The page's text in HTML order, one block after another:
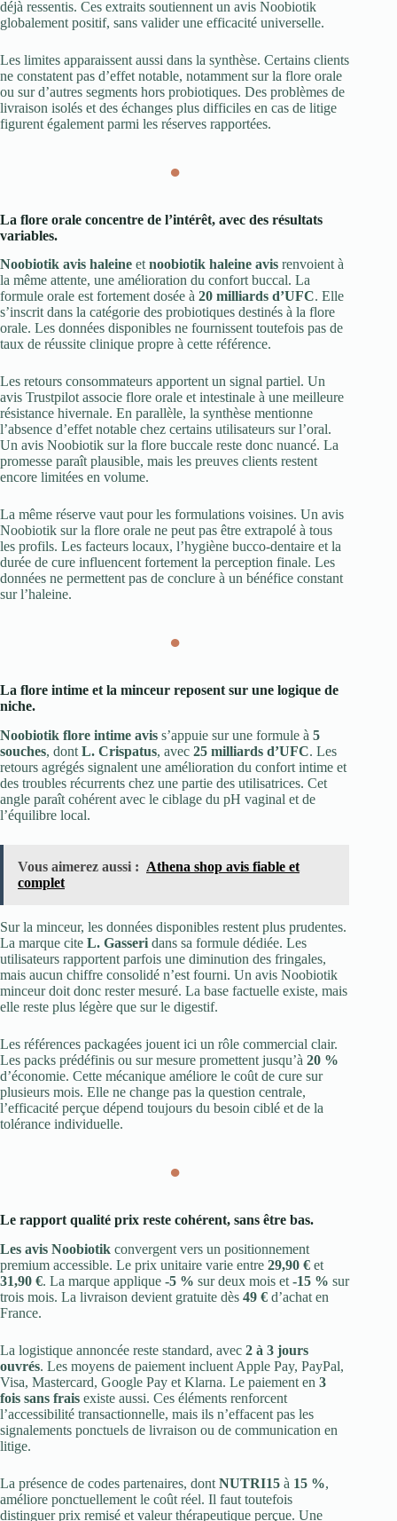
déjà ressentis. Ces extraits soutiennent un avis Noobiotik
globalement positif, sans valider une efficacité universelle.
Les limites apparaissent aussi dans la synthèse. Certains clients
ne constatent pas d’effet notable, notamment sur la flore orale
ou sur d’autres segments hors probiotiques. Des problèmes de
livraison isolés et des échanges plus difficiles en cas de litige
figurent également parmi les réserves rapportées.
●
La flore orale concentre de l’intérêt, avec des résultats
variables.
Noobiotik avis haleine etnoobiotik haleine avis renvoient à
la même attente, une amélioration du confort buccal. La
formule orale est fortement dosée à 20 milliards d’UFC. Elle
s’inscrit dans la catégorie des probiotiques destinés à la flore
orale. Les données disponibles ne fournissent toutefois pas de
taux de réussite clinique propre à cette référence.
Les retours consommateurs apportent un signal partiel. Un
avis Trustpilot associe flore orale et intestinale à une meilleure
résistance hivernale. En parallèle, la synthèse mentionne
l’absence d’effet notable chez certains utilisateurs sur l’oral.
Un avis Noobiotik sur la flore buccale reste donc nuancé. La
promesse paraît plausible, mais les preuves clients restent
encore limitées en volume.
La même réserve vaut pour les formulations voisines. Un avis
Noobiotik sur la flore orale ne peut pas être extrapolé à tous
les profils. Les facteurs locaux, l’hygiène bucco-dentaire et la
durée de cure influencent fortement la perception finale. Les
données ne permettent pas de conclure à un bénéfice constant
sur l’haleine.
●
La flore intime et la minceur reposent sur une logique de
niche.
Noobiotik flore intime avis s’appuie sur une formule à 5
souches, dont L. Crispatus, avec 25 milliards d’UFC. Les
retours agrégés signalent une amélioration du confort intime et
des troubles récurrents chez une partie des utilisatrices. Cet
angle paraît cohérent avec le ciblage du pH vaginal et de
l’équilibre local.
Vous aimerez aussi : Athena shop avis fiable et
complet
Sur la minceur, les données disponibles restent plus prudentes.
La marque cite L. Gasseri dans sa formule dédiée. Les
utilisateurs rapportent parfois une diminution des fringales,
mais aucun chiffre consolidé n’est fourni. Un avis Noobiotik
minceur doit donc rester mesuré. La base factuelle existe, mais
elle reste plus légère que sur le digestif.
Les références packagées jouent ici un rôle commercial clair.
Les packs prédéfinis ou sur mesure promettent jusqu’à 20 %
d’économie. Cette mécanique améliore le coût de cure sur
plusieurs mois. Elle ne change pas la question centrale,
l’efficacité perçue dépend toujours du besoin ciblé et de la
tolérance individuelle.
●
Le rapport qualité prix reste cohérent, sans être bas.
Les avis Noobiotik convergent vers un positionnement
premium accessible. Le prix unitaire varie entre 29,90 € et
31,90 €. La marque applique -5 % sur deux mois et -15 % sur
trois mois. La livraison devient gratuite dès 49 € d’achat en
France.
La logistique annoncée reste standard, avec 2 à 3 jours
ouvrés. Les moyens de paiement incluent Apple Pay, PayPal,
Visa, Mastercard, Google Pay et Klarna. Le paiement en 3
fois sans frais existe aussi. Ces éléments renforcent
l’accessibilité transactionnelle, mais ils n’effacent pas les
signalements ponctuels de livraison ou de communication en
litige.
La présence de codes partenaires, dont NUTRI15 à 15 %,
améliore ponctuellement le coût réel. Il faut toutefois
distinguer prix remisé et valeur thérapeutique perçue. Une